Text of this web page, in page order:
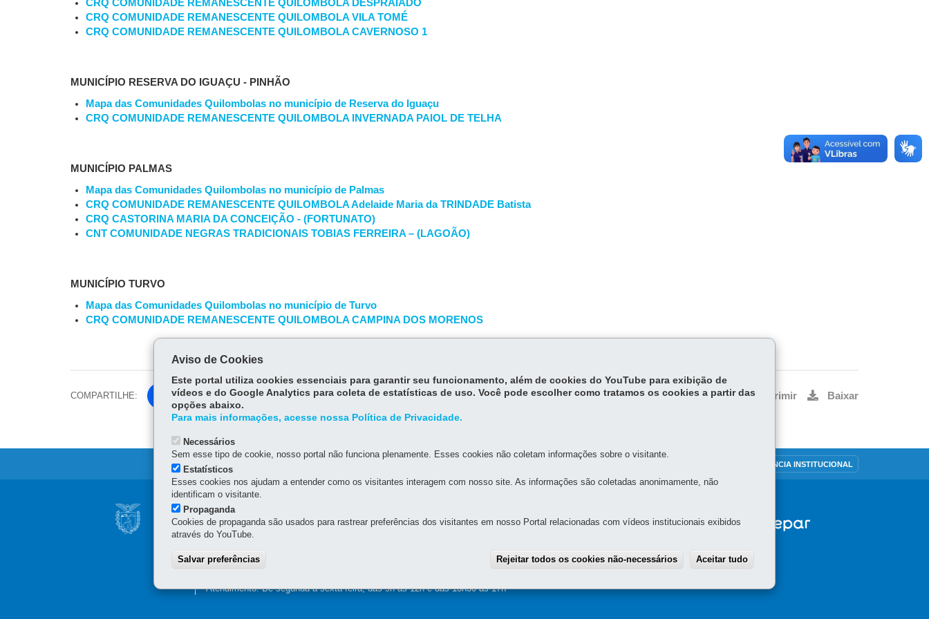
CRQ COMUNIDADE REMANESCENTE QUILOMBOLA DESPRAIADO
CRQ COMUNIDADE REMANESCENTE QUILOMBOLA VILA TOMÉ
CRQ COMUNIDADE REMANESCENTE QUILOMBOLA CAVERNOSO 1
MUNICÍPIO RESERVA DO IGUAÇU - PINHÃO
Mapa das Comunidades Quilombolas no município de Reserva do Iguaçu
CRQ COMUNIDADE REMANESCENTE QUILOMBOLA INVERNADA PAIOL DE TELHA
MUNICÍPIO PALMAS
Mapa das Comunidades Quilombolas no município de Palmas
CRQ COMUNIDADE REMANESCENTE QUILOMBOLA Adelaide Maria da TRINDADE Batista
CRQ CASTORINA MARIA DA CONCEIÇÃO - (FORTUNATO)
CNT COMUNIDADE NEGRAS TRADICIONAIS TOBIAS FERREIRA – (LAGOÃO)
MUNICÍPIO TURVO
Mapa das Comunidades Quilombolas no município de Turvo
CRQ COMUNIDADE REMANESCENTE QUILOMBOLA CAMPINA DOS MORENOS
COMPARTILHE:
Fa
ce
ok
Tw
itt
er
Voltar Início Imprimir Baixar
TRANSPARÊNCIA INSTITUCIONAL
Navegação
Principal
ARQUIVO PÚBLICO DO PARANÁ
Rua dos Funcionários, 1796 - Cabral
Atendimento: De segunda a sexta-feira, das 9h às 12h e das 13h30 às 17h
Aviso de Cookies
Este portal utiliza cookies essenciais para garantir seu funcionamento, além de cookies do YouTube para exibição de
vídeos e do Google Analytics para coleta de estatísticas de uso. Você pode escolher como tratamos os cookies a partir das
opções abaixo.
Para mais informações, acesse nossa Política de Privacidade.
Necessários
Sem esse tipo de cookie, nosso portal não funciona plenamente. Esses cookies não coletam informações sobre o visitante.
Estatísticos
Esses cookies nos ajudam a entender como os visitantes interagem com nosso site. As informações são coletadas anonimamente, não
identificam o visitante.
Propaganda
Cookies de propaganda são usados para rastrear preferências dos visitantes em nosso Portal relacionadas com vídeos institucionais exibidos
através do YouTube.
Salvar preferências Rejeitar todos os cookies não-necessários Aceitar tudo